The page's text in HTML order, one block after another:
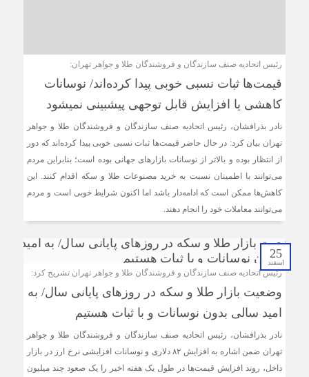
رئیس اتحادیه صنف سازندگان و فروشندگان طلا و جواهر تهران:
قیمت‌ها ثبات نسبی خوبی پیدا کرده‌اند/ نوسانات
کاهشی یا افزایش قابل توجهی پیش‎بینی نمی‎شود
نادر بذرافشان، رئیس اتحادیه صنف سازندگان و فروشندگان طلا و جواهر
تهران بیان کرد: در حال حاضر قیمت‌ها ثبات نسبی خوبی پیدا کرده‌اند که دور
از انتظار بوده و بالاتر از نوسانات بازارهای جهانی بوده است؛ بنابراین مردم
می‌توانند با اطمینان نسبت به خرید مصنوعات طلا و سکه اقدام کنند. این
کاهش‌ها ممکن است که ادامه‌دار باشد اما اکنون شرایط خوبی است و مردم
می‌توانند معاملات خود را انجام دهند.
25
اسفند
رئیس اتحادیه صنف سازندگان و فروشندگان طلا و جواهر تهران تشریح کرد:
وضعیت بازار طلا و سکه در روزهای پایانی سال/ به
امید سالی بدون نوسانات و با ثبات هستیم
نادر بذرافشان، رئیس اتحادیه صنف سازندگان و فروشندگان طلا و جواهر
تهران ضمن اشاره به افزایش ٨٢ دلاری و نوسانات افزایشی نرخ ارز در بازار
داخل، روند افزایش قیمت‌ها در طول یک هفته اخیر را یک صعود چند میلیون